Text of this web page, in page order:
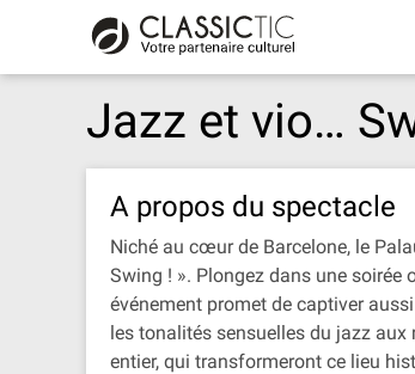
Jazz et vio…
A propos du spectacle
Niché au cœur de Barcelone, le
Swing ! ». Plongez dans une soirée
événement promet de captiver
les tonalités sensuelles du jazz
entier, qui transformeront ce lieu